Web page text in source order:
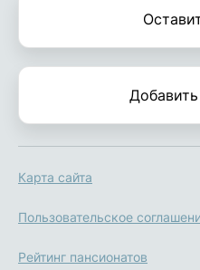
Карта сайта
Пользовательское
Рейтинг пансионатов